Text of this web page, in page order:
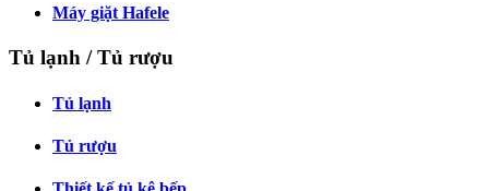
Máy giặt Hafele
Tủ lạnh / Tủ rượu
Tủ lạnh
Tủ rượu